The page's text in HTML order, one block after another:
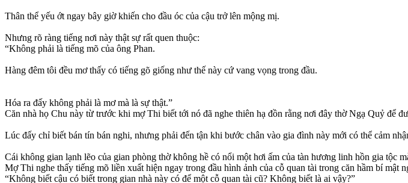
Thân thể yếu ớt ngay bây giờ khiến cho đầu óc của cậu trở lên mộng mị.
Nhưng rõ ràng tiếng nơi này thật sự rất quen thuộc:
“Không phải là tiếng mõ của ông Phan.
Hàng đêm tôi đều mơ thấy có tiếng gõ giống như thế này cứ vang vọng trong đầu.
Hóa ra đấy không phải là mơ mà là sự thật.”
Căn nhà họ Chu này từ trước khi mợ Thi biết tới nó đã nghe thiên hạ đồn rằng nơi đây thờ Ngạ Quỷ để
Lúc đấy chỉ biết bán tín bán nghi, nhưng phải đến tận khi bước chân vào gia đình này mới có thể cảm
Cái không gian lạnh lẽo của gian phòng thờ không hề có nổi một hơi ấm của tàn hương linh hồn gia tộc
Mợ Thi nghe thấy tiếng mõ liền xuất hiện ngay trong đầu hình ảnh của cỗ quan tài trong căn hầm bí mật
“Không biết cậu có biết trong gian nhà này có để một cỗ quan tài cũ? Không biết là ai vậy?”